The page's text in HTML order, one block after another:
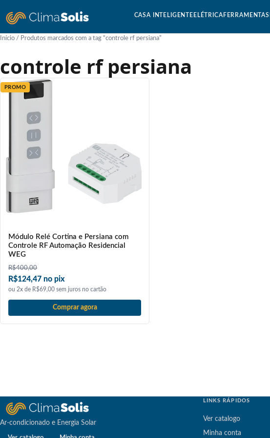
CASA INTELIGENTE ELÉTRICA FERRAMENTAS
Início / Produtos marcados com a tag “controle rf persiana”
controle rf persiana
PROMO
Módulo Relé Cortina e Persiana com
Controle RF Automação Residencial
WEG
R$400,00
R$124,47 no pix
ou 2x de R$69,00 sem juros no cartão
Comprar agora
Ar-condicionado e Energia Solar
LINKS RÁPIDOS
Ver catalogo
Minha conta